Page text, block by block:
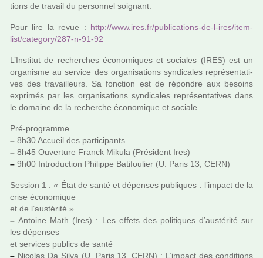
tions de tra­vail du per­son­nel soi­gnant.
Pour lire la revue :
http://www.ires.fr/publi­ca­tions-de-l-ires/item­
list/cate­gory/287-n-91-92
L’Institut de recher­ches économiques et socia­les (IRES) est un
orga­nisme au ser­vice des orga­ni­sa­tions syn­di­ca­les repré­sen­ta­ti­
ves des tra­vailleurs. Sa fonc­tion est de répon­dre aux besoins
expri­més par les orga­ni­sa­tions syn­di­ca­les repré­sen­ta­ti­ves dans
le domaine de la recher­che économique et sociale.
Pré-pro­gramme
– 8h30 Accueil des par­ti­ci­pants
– 8h45 Ouverture Franck Mikula (Président Ires)
– 9h00 Introduction Philippe Batifoulier (U. Paris 13, CERN)
Session 1 : « État de santé et dépen­ses publi­ques : l’impact de la
crise économique
et de l’aus­té­rité »
– Antoine Math (Ires) : Les effets des poli­ti­ques d’aus­té­rité sur
les dépen­ses
et ser­vi­ces publics de santé
– Nicolas Da Silva (U. Paris 13, CERN) : L’impact des condi­tions